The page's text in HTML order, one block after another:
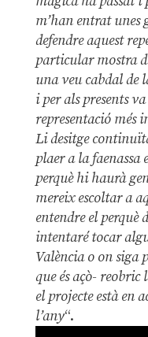
m’han entrat unes
defendre aquest
particular mostra
una veu cabdal
i per als presents
representació més
Li desitge
plaer a la faenassa
perquè hi haurà
mereix escoltar a
entendre el perquè
intentaré tocar
València o on siga
que és açò-
el projecte està en
l’any“.